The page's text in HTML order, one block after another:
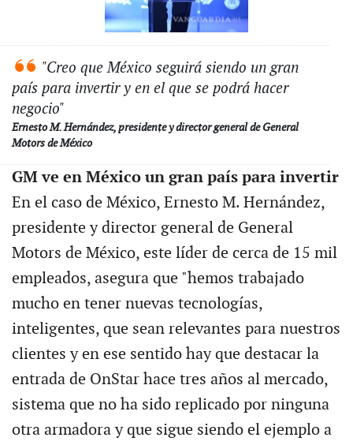
"Creo que México seguirá siendo un gran
país para invertir y en el que se podrá hacer
negocio"
Ernesto M. Hernández, presidente y director general de General
Motors de México
GM ve en México un gran país para invertir
En el caso de México, Ernesto M. Hernández,
presidente y director general de General
Motors de México, este líder de cerca de 15 mil
empleados, asegura que "hemos trabajado
mucho en tener nuevas tecnologías,
inteligentes, que sean relevantes para nuestros
clientes y en ese sentido hay que destacar la
entrada de OnStar hace tres años al mercado,
sistema que no ha sido replicado por ninguna
otra armadora y que sigue siendo el ejemplo a